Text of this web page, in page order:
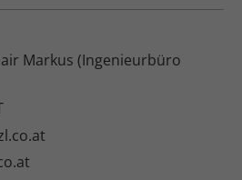
Markus (Ingenieurbüro